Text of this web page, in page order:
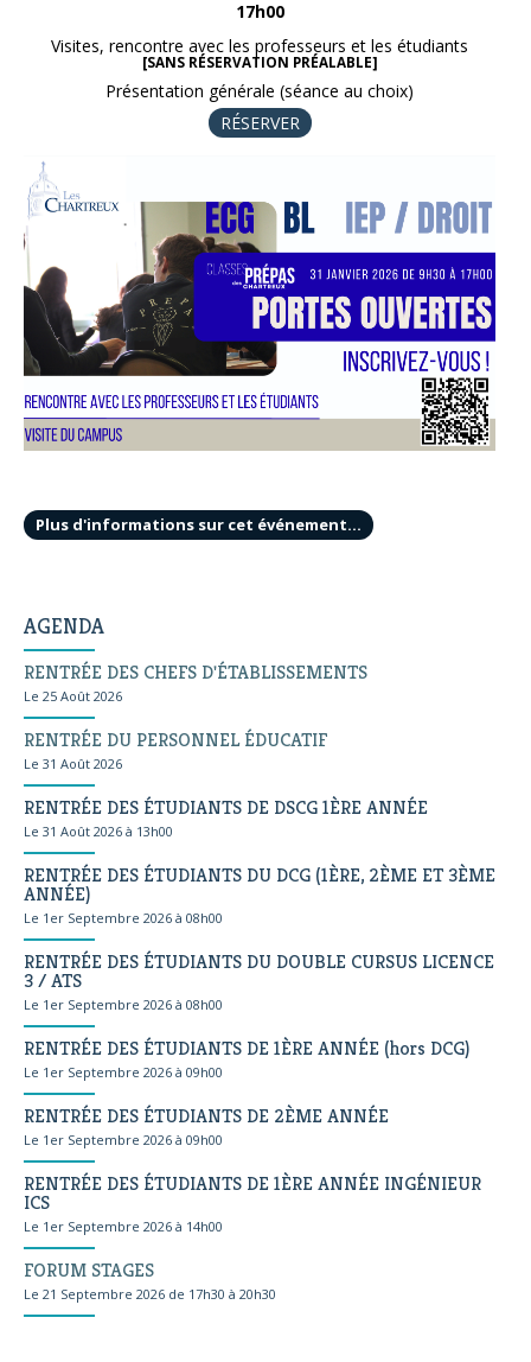
17h00
Visites, rencontre avec les professeurs et les étudiants
[SANS RÉSERVATION PRÉALABLE]
Présentation générale (séance au choix)
RÉSERVER
Plus d'informations sur cet événement…
AGENDA
RENTRÉE DES CHEFS D'ÉTABLISSEMENTS
Le 25 Août 2026
RENTRÉE DU PERSONNEL ÉDUCATIF
Le 31 Août 2026
RENTRÉE DES ÉTUDIANTS DE DSCG 1ÈRE ANNÉE
Le 31 Août 2026 à 13h00
RENTRÉE DES ÉTUDIANTS DU DCG (1ÈRE, 2ÈME ET 3ÈME
ANNÉE)
Le 1er Septembre 2026 à 08h00
RENTRÉE DES ÉTUDIANTS DU DOUBLE CURSUS LICENCE
3 / ATS
Le 1er Septembre 2026 à 08h00
RENTRÉE DES ÉTUDIANTS DE 1ÈRE ANNÉE (hors DCG)
Le 1er Septembre 2026 à 09h00
RENTRÉE DES ÉTUDIANTS DE 2ÈME ANNÉE
Le 1er Septembre 2026 à 09h00
RENTRÉE DES ÉTUDIANTS DE 1ÈRE ANNÉE INGÉNIEUR
ICS
Le 1er Septembre 2026 à 14h00
FORUM STAGES
Le 21 Septembre 2026 de 17h30 à 20h30